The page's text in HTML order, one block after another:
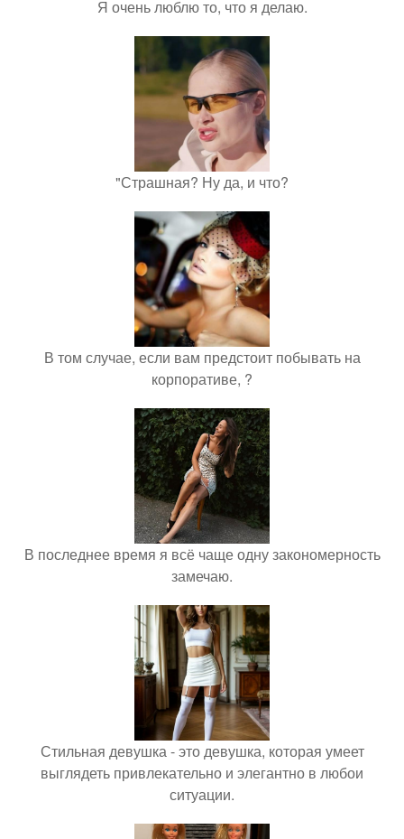
Я очень люблю то, что я делаю.
"Страшная? Ну да, и что?
В том случае, если вам предстоит побывать на
корпоративе, ?
В последнее время я всё чаще одну закономерность
замечаю.
Стильная девушка - это девушка, которая умеет
выглядеть привлекательно и элегантно в любои
ситуации.